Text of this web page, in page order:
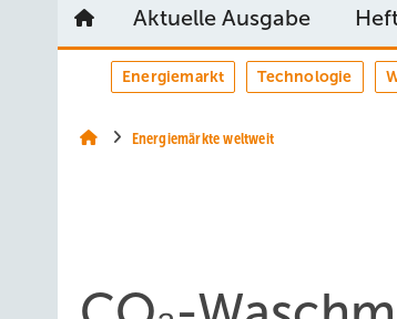
Aktuelle Ausgabe
Energiemarkt Technologie
Energiemärkte weltweit